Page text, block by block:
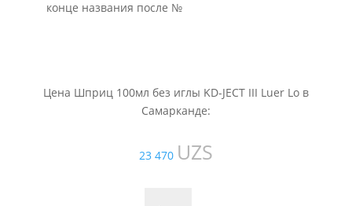
конце названия после №
Цена Шприц 100мл без иглы KD-JECT III Luer Lo в
Самарканде:
23 470 UZS